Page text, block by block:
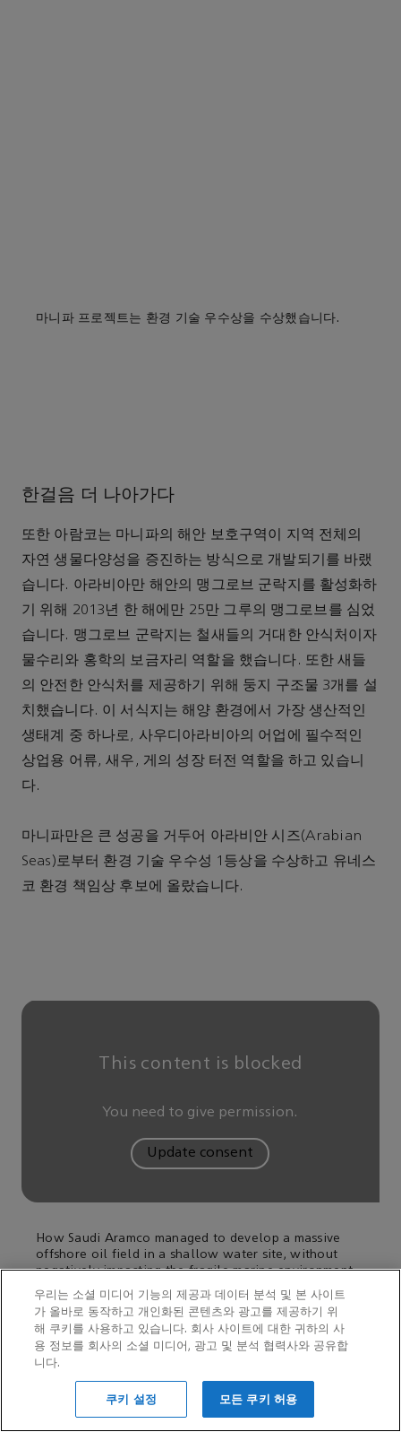
마니파 프로젝트는 환경 기술 우수상을 수상했습니다.
한걸음 더 나아가다
또한 아람코는 마니파의 해안 보호구역이 지역 전체의
자연 생물다양성을 증진하는 방식으로 개발되기를 바랬
습니다. 아라비아만 해안의 맹그로브 군락지를 활성화하
기 위해 2013년 한 해에만 25만 그루의 맹그로브를 심었
습니다. 맹그로브 군락지는 철새들의 거대한 안식처이자
물수리와 홍학의 보금자리 역할을 했습니다. 또한 새들
의 안전한 안식처를 제공하기 위해 둥지 구조물 3개를 설
치했습니다. 이 서식지는 해양 환경에서 가장 생산적인
생태계 중 하나로, 사우디아라비아의 어업에 필수적인
상업용 어류, 새우, 게의 성장 터전 역할을 하고 있습니
다.
마니파만은 큰 성공을 거두어 아라비안 시즈(Arabian
Seas)로부터 환경 기술 우수성 1등상을 수상하고 유네스
코 환경 책임상 후보에 올랐습니다.
This content is blocked
You need to give permission.
Update consent
How Saudi Aramco managed to develop a massive
offshore oil field in a shallow water site, without
negatively impacting the fragile marine environment.
우리는 소셜 미디어 기능의 제공과 데이터 분석 및 본 사이트
가 올바로 동작하고 개인화된 콘텐츠와 광고를 제공하기 위
해 쿠키를 사용하고 있습니다. 회사 사이트에 대한 귀하의 사
용 정보를 회사의 소셜 미디어, 광고 및 분석 협력사와 공유합
니다.
쿠키 설정 모든 쿠키 허용